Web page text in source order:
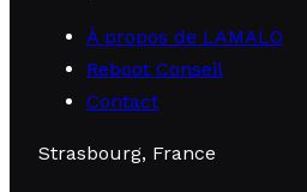
À propos de LAMALO
Reboot Conseil
Contact
Strasbourg, France